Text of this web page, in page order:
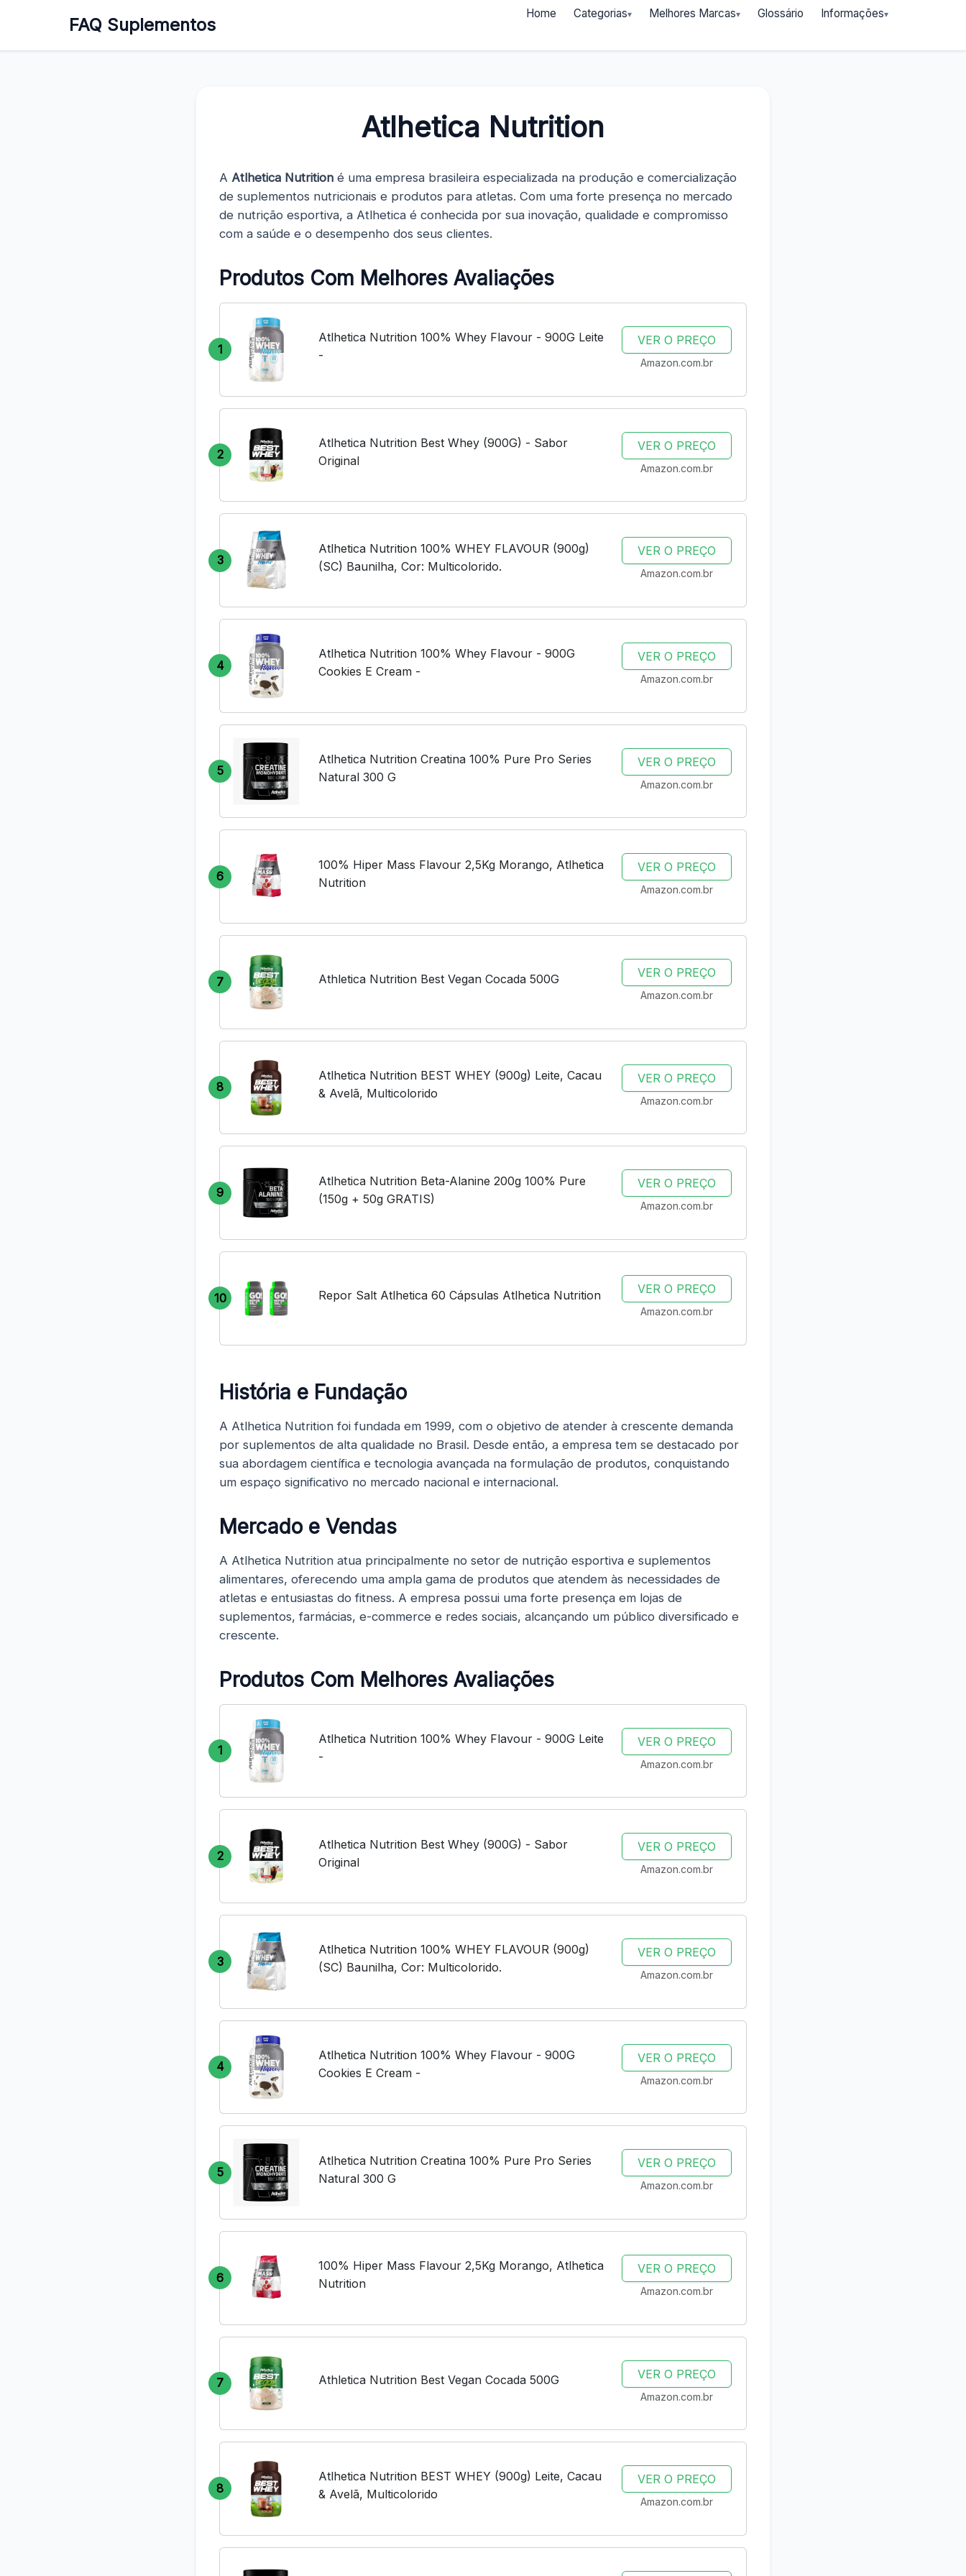
FAQ Suplementos
Home Categorias Melhores Marcas Glossário Informações
Atlhetica Nutrition
A Atlhetica Nutrition é uma empresa brasileira especializada na produção e comercialização
de suplementos nutricionais e produtos para atletas. Com uma forte presença no mercado
de nutrição esportiva, a Atlhetica é conhecida por sua inovação, qualidade e compromisso
com a saúde e o desempenho dos seus clientes.
Produtos Com Melhores Avaliações
1
Atlhetica Nutrition 100% Whey Flavour - 900G Leite
-
VER O PREÇO
Amazon.com.br
2
Atlhetica Nutrition Best Whey (900G) - Sabor
Original
VER O PREÇO
Amazon.com.br
3
Atlhetica Nutrition 100% WHEY FLAVOUR (900g)
(SC) Baunilha, Cor: Multicolorido.
VER O PREÇO
Amazon.com.br
4
Atlhetica Nutrition 100% Whey Flavour - 900G
Cookies E Cream -
VER O PREÇO
Amazon.com.br
5
Atlhetica Nutrition Creatina 100% Pure Pro Series
Natural 300 G
VER O PREÇO
Amazon.com.br
6
100% Hiper Mass Flavour 2,5Kg Morango, Atlhetica
Nutrition
VER O PREÇO
Amazon.com.br
7 Athletica Nutrition Best Vegan Cocada 500G VER O PREÇO
Amazon.com.br
8
Atlhetica Nutrition BEST WHEY (900g) Leite, Cacau
& Avelã, Multicolorido
VER O PREÇO
Amazon.com.br
9
Atlhetica Nutrition Beta-Alanine 200g 100% Pure
(150g + 50g GRATIS)
VER O PREÇO
Amazon.com.br
10 Repor Salt Atlhetica 60 Cápsulas Atlhetica Nutrition VER O PREÇO
Amazon.com.br
História e Fundação
A Atlhetica Nutrition foi fundada em 1999, com o objetivo de atender à crescente demanda
por suplementos de alta qualidade no Brasil. Desde então, a empresa tem se destacado por
sua abordagem científica e tecnologia avançada na formulação de produtos, conquistando
um espaço significativo no mercado nacional e internacional.
Mercado e Vendas
A Atlhetica Nutrition atua principalmente no setor de nutrição esportiva e suplementos
alimentares, oferecendo uma ampla gama de produtos que atendem às necessidades de
atletas e entusiastas do fitness. A empresa possui uma forte presença em lojas de
suplementos, farmácias, e-commerce e redes sociais, alcançando um público diversificado e
crescente.
Produtos Com Melhores Avaliações
1
Atlhetica Nutrition 100% Whey Flavour - 900G Leite
-
VER O PREÇO
Amazon.com.br
2
Atlhetica Nutrition Best Whey (900G) - Sabor
Original
VER O PREÇO
Amazon.com.br
3
Atlhetica Nutrition 100% WHEY FLAVOUR (900g)
(SC) Baunilha, Cor: Multicolorido.
VER O PREÇO
Amazon.com.br
4
Atlhetica Nutrition 100% Whey Flavour - 900G
Cookies E Cream -
VER O PREÇO
Amazon.com.br
5
Atlhetica Nutrition Creatina 100% Pure Pro Series
Natural 300 G
VER O PREÇO
Amazon.com.br
6
100% Hiper Mass Flavour 2,5Kg Morango, Atlhetica
Nutrition
VER O PREÇO
Amazon.com.br
7 Athletica Nutrition Best Vegan Cocada 500G VER O PREÇO
Amazon.com.br
8
Atlhetica Nutrition BEST WHEY (900g) Leite, Cacau
& Avelã, Multicolorido
VER O PREÇO
Amazon.com.br